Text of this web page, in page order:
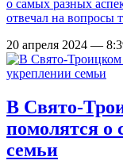
о самых разных
отвечал на вопросы
20 апреля 2024 —
В Свято-
помолятся о
семьи